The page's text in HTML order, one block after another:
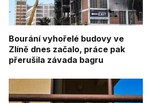
Bourání vyhořelé budovy ve
Zlíně dnes začalo, práce pak
přerušila závada bagru